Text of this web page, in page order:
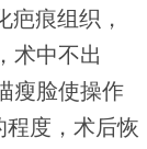
疤痕组织，
术中不出
瘦脸使操作
程度，术后恢